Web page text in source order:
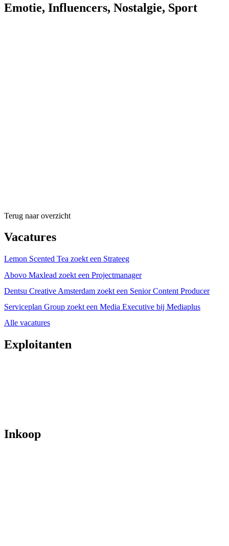
Emotie, Influencers, Nostalgie, Sport
Terug naar overzicht
Vacatures
Lemon Scented Tea zoekt een Strateeg
Abovo Maxlead zoekt een Projectmanager
Dentsu Creative Amsterdam zoekt een Senior Content Producer
Serviceplan Group zoekt een Media Executive bij Mediaplus
Alle vacatures
Exploitanten
Inkoop